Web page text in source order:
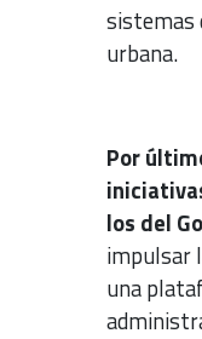
sistemas
urbana.
Por
los del
impulsar
una